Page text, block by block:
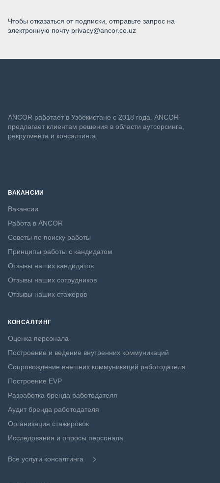
Чтобы отказаться от подписки, отправьте запрос на
электронную почту privacy@ancor.co.uz
ANСOR работает в Узбекистане с 2018 года. ANCOR
предлагает клиентам решения в области аутсорсинга,
рекрутмента и консалтинга.
ВАКАНСИИ
Вакансии
Работа в ANCOR
Советы по поиску работы
Принципы работы с кандидатом
Отзывы наших кандидатов
Отзывы наших сотрудников
Отзывы наших стажеров
КОНСАЛТИНГ
Оценка персонала
Построение и ведение внутренних коммуникаций
Сопровождение внешних коммуникаций работодателя
Построение EVP
Разработка бренда работодателя
Аудит бренда работодателя
Организация стажировок
Исследования и опросы персонала
Все услуги консалтинга